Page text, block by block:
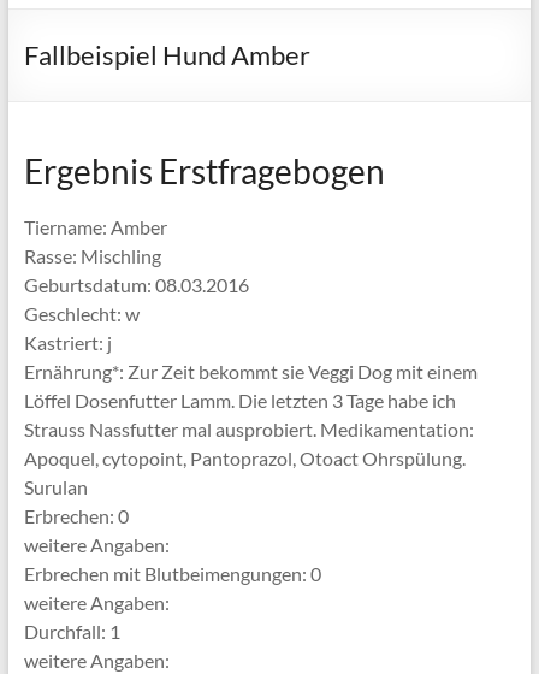
Fallbeispiel Hund Amber
Ergebnis Erstfragebogen
Tiername: Amber
Rasse: Mischling
Geburtsdatum: 08.03.2016
Geschlecht: w
Kastriert: j
Ernährung*: Zur Zeit bekommt sie Veggi Dog mit einem
Löffel Dosenfutter Lamm. Die letzten 3 Tage habe ich
Strauss Nassfutter mal ausprobiert. Medikamentation:
Apoquel, cytopoint, Pantoprazol, Otoact Ohrspülung.
Surulan
Erbrechen: 0
weitere Angaben:
Erbrechen mit Blutbeimengungen: 0
weitere Angaben:
Durchfall: 1
weitere Angaben: